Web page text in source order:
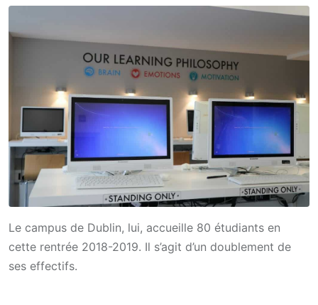
Le campus de Dublin, lui, accueille 80 étudiants en
cette rentrée 2018-2019. Il s’agit d’un doublement de
ses effectifs.